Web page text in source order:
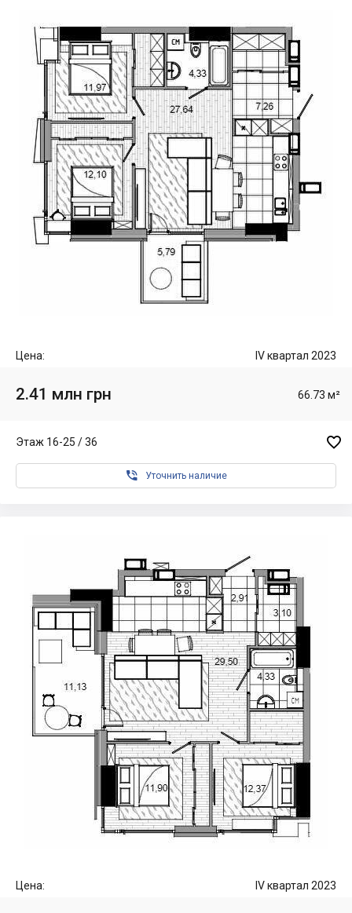
Цена: IV квартал 2023
2.41 млн грн 66.73 м²
Этаж 16-25 / 36 
 Уточнить наличие
Цена: IV квартал 2023